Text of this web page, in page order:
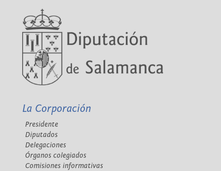
La Corporación
Presidente
Diputados
Delegaciones
Órganos colegiados
Comisiones informativas